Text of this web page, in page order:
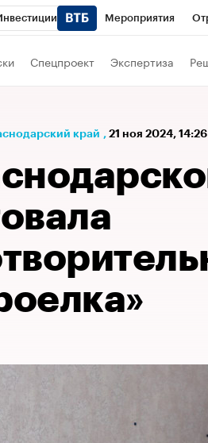
Мероприятия
Спецпроект Экспертиза
край , 21 ноя 2024, 14:26